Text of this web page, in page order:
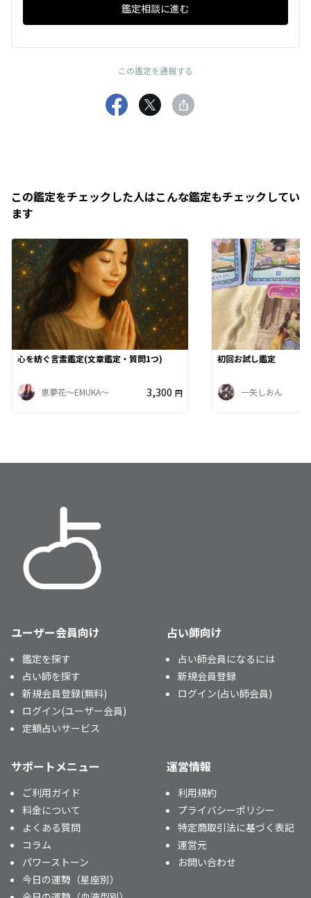
鑑定相談に進む
この鑑定を通報する
この鑑定をチェックした人はこんな鑑定もチェックしてい
ます
心を紡ぐ言霊鑑定(文章鑑定・質問1つ)
恵夢花～EMUKA～ 3,300 円
初回お試し鑑定
一矢しおん
ユーザー会員向け
鑑定を探す
占い師を探す
新規会員登録(無料)
ログイン(ユーザー会員)
定額占いサービス
占い師向け
占い師会員になるには
新規会員登録
ログイン(占い師会員)
サポートメニュー
ご利用ガイド
料金について
よくある質問
コラム
パワーストーン
今日の運勢（星座別）
運営情報
利用規約
プライバシーポリシー
特定商取引法に基づく表記
運営元
お問い合わせ